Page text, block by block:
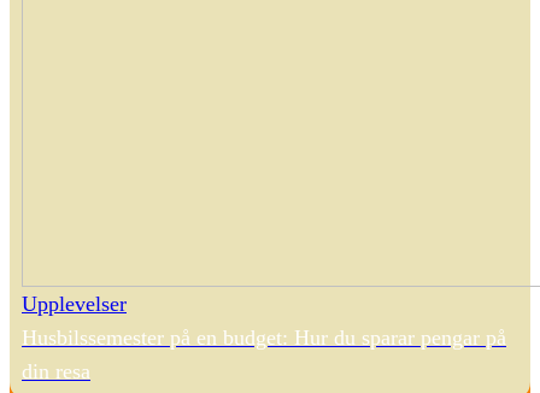
Upplevelser
Husbilssemester på en budget: Hur du sparar pengar på
din resa